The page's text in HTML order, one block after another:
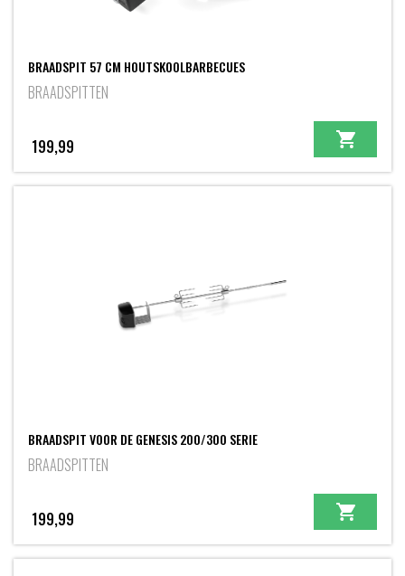
BRAADSPIT 57 CM HOUTSKOOLBARBECUES
BRAADSPITTEN
199,99
BRAADSPIT VOOR DE GENESIS 200/300 SERIE
BRAADSPITTEN
199,99